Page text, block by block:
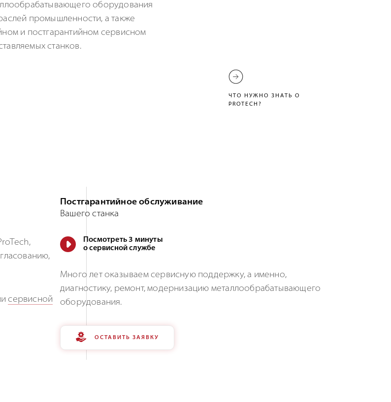
оборудования
промышленности, а также
и постгарантийном сервисном
станков.
ЧТО НУЖНО ЗНАТЬ О
PROTECH?
сервисной
Постгарантийное обслуживание
Вашего станка
Посмотреть 3 минуты
о сервисной службе
Много лет оказываем сервисную поддержку, а именно,
диагностику, ремонт, модернизацию металлообрабатывающего
оборудования.
ОСТАВИТЬ ЗАЯВКУ